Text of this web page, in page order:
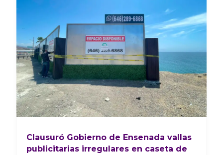
Clausuró Gobierno de Ensenada vallas
publicitarias irregulares en caseta de